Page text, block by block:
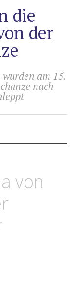
die
der
am 15.
nach
von